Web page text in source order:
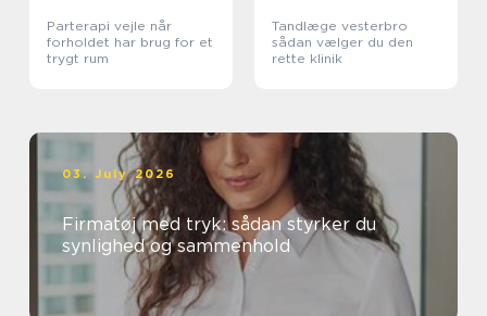
Parterapi vejle når
forholdet har brug for et
trygt rum
Tandlæge vesterbro
sådan vælger du den
rette klinik
03. July 2026
Firmatøj med tryk: sådan styrker du
synlighed og sammenhold